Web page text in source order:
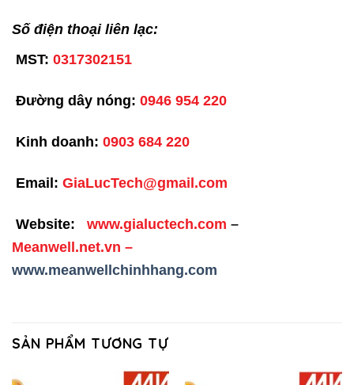
Số điện thoại liên lạc:
MST: 0317302151
Đường dây nóng: 0946 954 220
Kinh doanh: 0903 684 220
Email: GiaLucTech@gmail.com
Website: www.gialuctech.com –
Meanwell.net.vn –
www.meanwellchinhhang.com
SẢN PHẨM TƯƠNG TỰ